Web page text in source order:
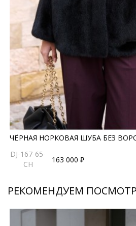
Изделие рассчитано на размеры
женщинам, ценящим сочетание
роскоши. Шуба легко
гардероб: её можно сочетать с
как на фото, с классическими
денимом, создавая образ
та вещь, которая подчёркивает
его деталями, и делает образ
*описание несет
правила ухода могут быть
ЧЁРНАЯ НОРКОВАЯ ШУБА БЕЗ
DJ-167-65-
CH
163 000 ₽
РЕКОМЕНДУЕМ